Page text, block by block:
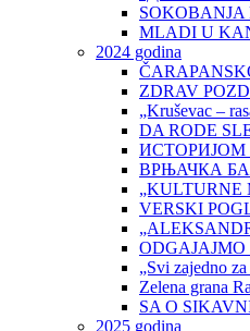
SOKOBANJA
MLADI U
2024 godina
ZDRAV
„Kruševac –
DA RODE
ИСТОРИЈОМ
ВРЊАЧКА
„KULTURNE
VERSKI
„Svi zajedno
Zelena grana
SA O
2025 godina